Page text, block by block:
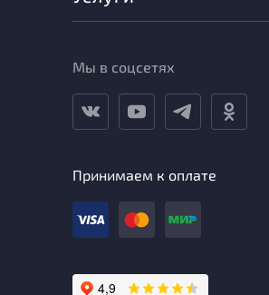
Мы в соцсетях
Принимаем к оплате